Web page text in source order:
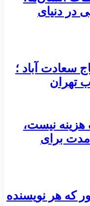
در دنیای
سعادت آباد ؛
تهران
هزینه نیست،
برای
که هر نویسنده